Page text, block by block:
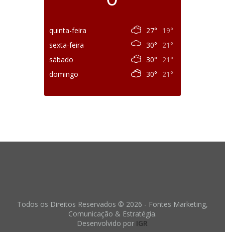
quinta-feira 27°
19°
sexta-feira
30°
21°
sábado
30°
21°
domingo
30° 21°
Todos os Direitos Reservados © 2026 - Fontes Marketing,
Comunicação & Estratégia.
Desenvolvido por IGR